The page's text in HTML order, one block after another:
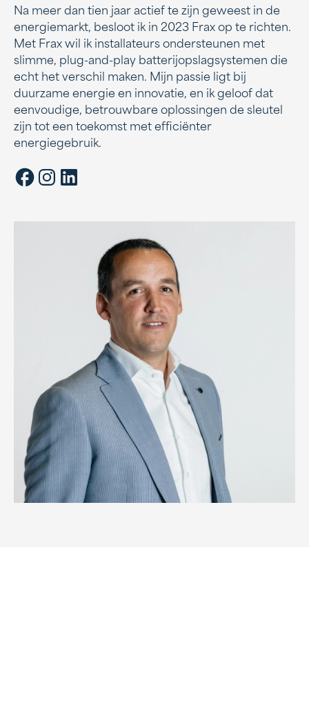
Na meer dan tien jaar actief te zijn geweest in de
energiemarkt, besloot ik in 2023 Frax op te richten.
Met Frax wil ik installateurs ondersteunen met
slimme, plug-and-play batterijopslagsystemen die
echt het verschil maken. Mijn passie ligt bij
duurzame energie en innovatie, en ik geloof dat
eenvoudige, betrouwbare oplossingen de sleutel
zijn tot een toekomst met efficiënter
energiegebruik.